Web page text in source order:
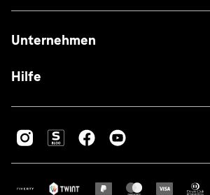
Unternehmen
Hilfe